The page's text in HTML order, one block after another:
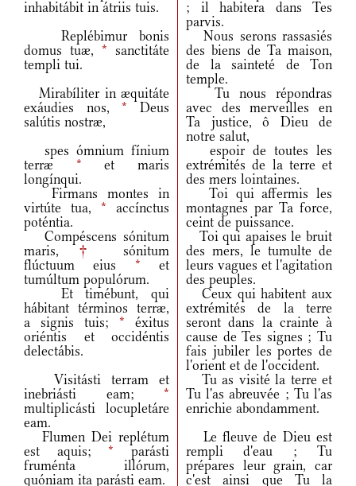
inhabitábit in átriis tuis.
; il habitera dans Tes
parvis.
Replébimur bonis
domus tuæ, * sanctitáte
templi tui.
Nous serons rassasiés
des biens de Ta maison,
de la sainteté de Ton
temple.
Mirabíliter in æquitáte
exáudies nos,* Deus
salútis nostræ,
Tu nous répondras
avec des merveilles en
Ta justice, ô Dieu de
notre salut,
spes ómnium fínium
terræ * et maris
longínqui.
espoir de toutes les
extrémités de la terre et
des mers lointaines.
Firmans montes in
virtúte tua, * accínctus
poténtia.
Toi qui affermis les
montagnes par Ta force,
ceint de puissance.
Compéscens sónitum
maris, †
sónitum
flúctuum eius * et
tumúltum populórum.
Toi qui apaises le bruit
des mers, le tumulte de
leurs vagues et l'agitation
des peuples.
Et timébunt, qui
hábitant términos terræ,
a signis tuis; * éxitus
oriéntis et occidéntis
delectábis.
Ceux qui habitent aux
extrémités de la terre
seront dans la crainte à
cause de Tes signes ; Tu
fais jubiler les portes de
l'orient et de l'occident.
Visitásti terram et
inebriásti eam; *
multiplicásti locupletáre
eam.
Tu as visité la terre et
Tu l'as abreuvée ; Tu l'as
enrichie abondamment.
Flumen Dei replétum
est aquis;* parásti
fruménta illórum,
quóniam ita parásti eam.
Le fleuve de Dieu est
rempli d'eau ; Tu
prépares leur grain, car
c'est ainsi que Tu la